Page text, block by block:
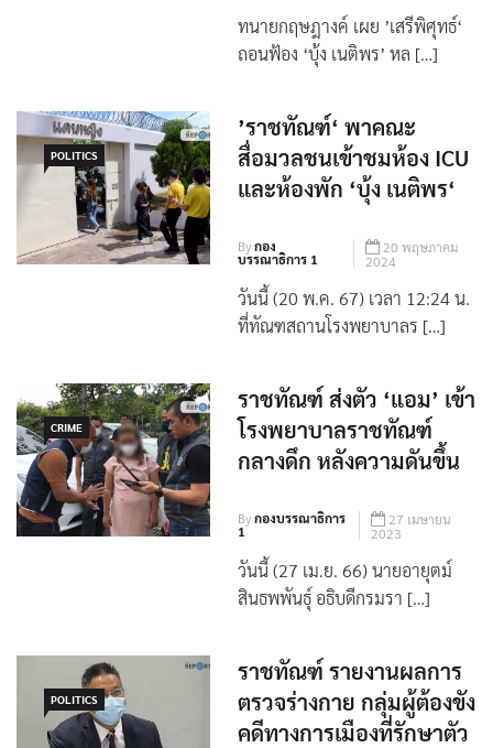
ทนายกฤษฎางค์ เผย ’เสรีพิศุทธ์‘
ถอนฟ้อง ‘บุ้ง เนติพร’ หล […]
POLITICS
’ราชทัณฑ์‘ พาคณะ
สื่อมวลชนเข้าชมห้อง ICU
และห้องพัก ‘บุ้ง เนติพร‘
Byกอง
บรรณาธิการ 1
20 พฤษภาคม
2024
วันนี้ (20 พ.ค. 67) เวลา 12:24 น.
ที่ทัณฑสถานโรงพยาบาลร […]
CRIME
ราชทัณฑ์ ส่งตัว ‘แอม’ เข้า
โรงพยาบาลราชทัณฑ์
กลางดึก หลังความดันขึ้น
Byกองบรรณาธิการ
1
27 เมษายน
2023
วันนี้ (27 เม.ย. 66) นายอายุตม์
สินธพพันธุ์ อธิบดีกรมรา […]
POLITICS
ราชทัณฑ์ รายงานผลการ
ตรวจร่างกาย กลุ่มผู้ต้องขัง
คดีทางการเมืองที่รักษาตัว